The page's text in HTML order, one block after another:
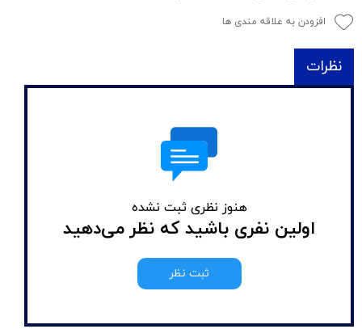
افزودن به علاقه مندی ها
نظرات
هنوز نظری ثبت نشده
اولین نفری باشید که نظر می‌دهید
ثبت نظر